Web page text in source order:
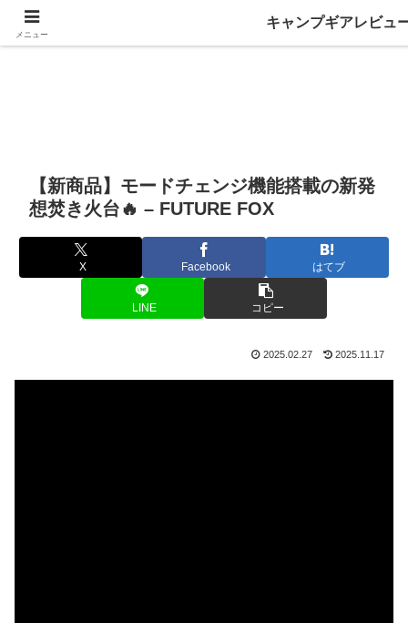
【新商品】モードチェンジ機能搭載の新発
想焚き火台🔥 – FUTURE FOX
X Facebook はてブ
LINE コピー
2025.02.27 2025.11.17
メニュー
キャンプギアレビュ